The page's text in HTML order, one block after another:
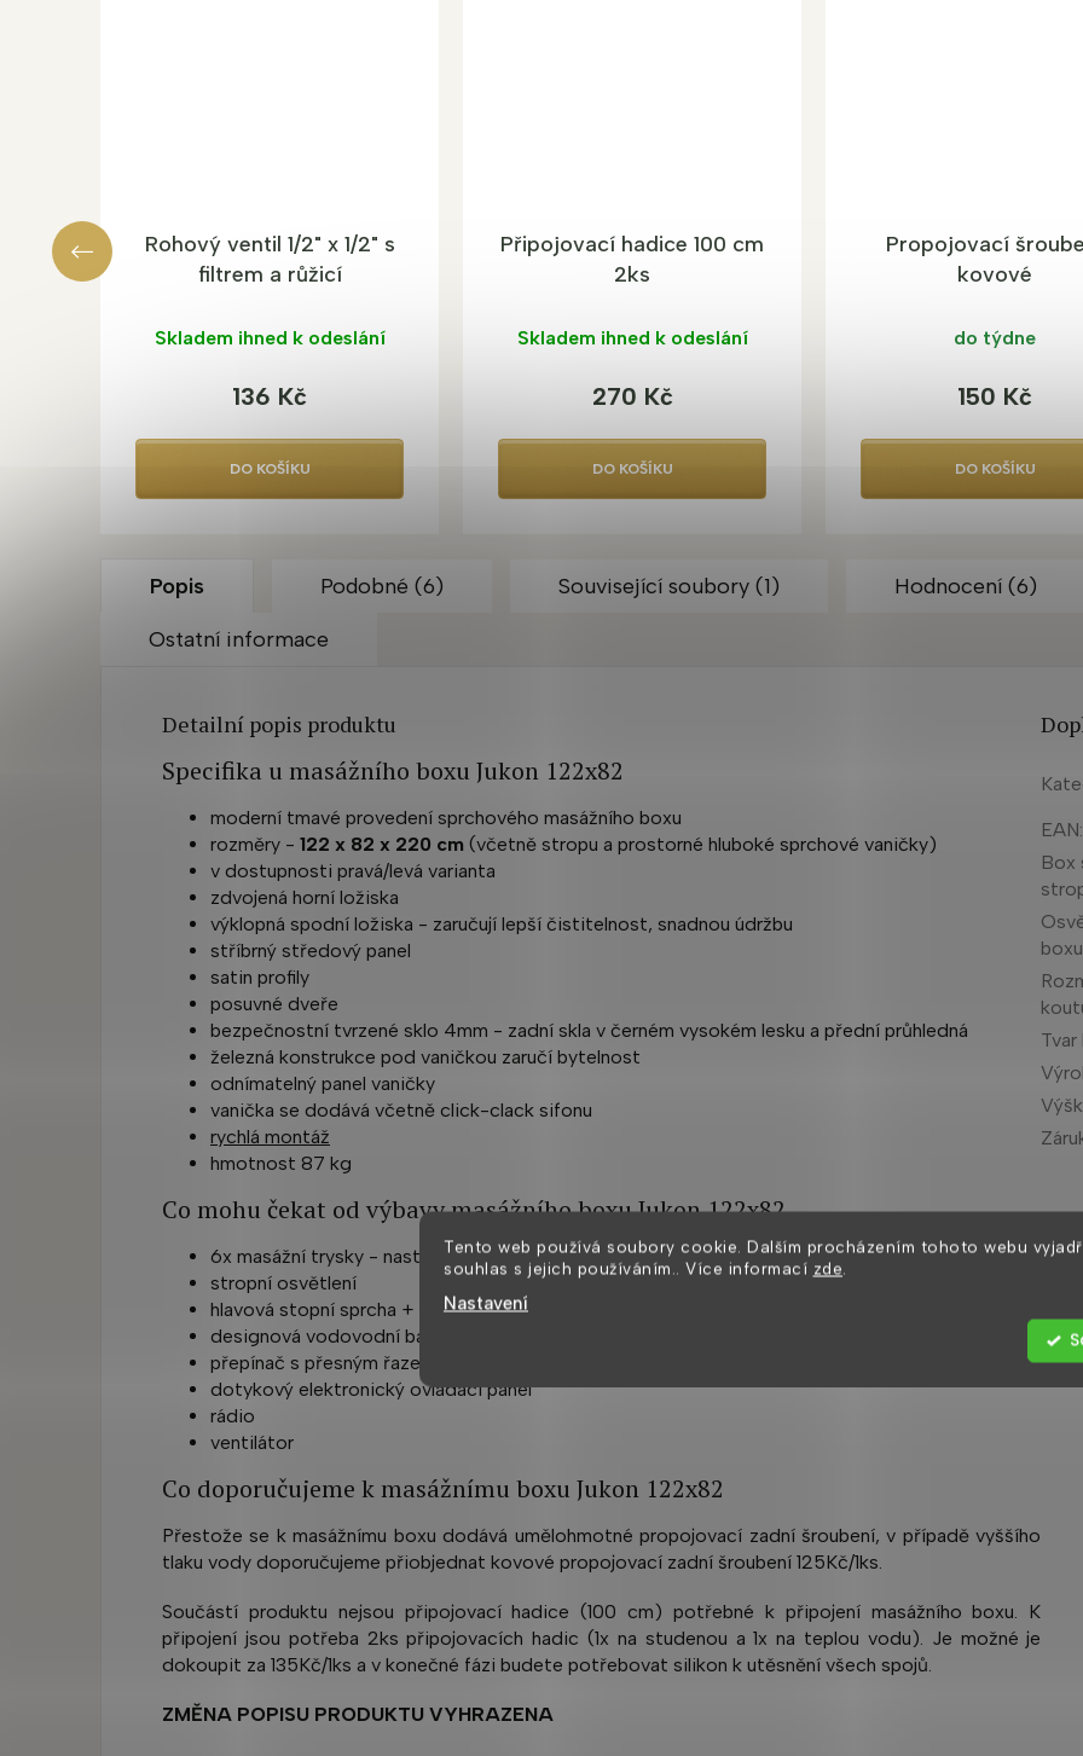
Tento web používá soubory cookie. Dalším procházením tohoto webu
souhlas s jejich používáním.. Více informací zde.
Nastavení
Rohový ventil 1/2" x 1/2" s
filtrem a růžicí
Skladem ihned k odeslání
136 Kč
DO KOŠÍKU
Připojovací hadice 100 cm
2ks
Skladem ihned k odeslání
270 Kč
DO KOŠÍKU
Propojovací
kovové
do týdne
150 Kč
DO KOŠÍKU
Popis Podobné (6) Související soubory (1) Hodnocení (6)
Ostatní informace
Detailní popis produktu
Specifika u masážního boxu Jukon 122x82
moderní tmavé provedení sprchového masážního boxu
rozměry - 122 x 82 x 220 cm (včetně stropu a prostorné hluboké sprchové vaničky)
v dostupnosti pravá/levá varianta
zdvojená horní ložiska
výklopná spodní ložiska - zaručují lepší čistitelnost, snadnou údržbu
stříbrný středový panel
satin profily
posuvné dveře
bezpečnostní tvrzené sklo 4mm - zadní skla v černém vysokém lesku a přední průhledná
železná konstrukce pod vaničkou zaručí bytelnost
odnímatelný panel vaničky
vanička se dodává včetně click-clack sifonu
rychlá montáž
hmotnost 87 kg
Co mohu čekat od výbavy masážního boxu Jukon 122x82
6x masážní trysky - nastavitelné
stropní osvětlení
hlavová stopní sprcha + ruční sprcha
designová vodovodní baterie
přepínač s přesným řazením funkcí mezi horní, ruční sprchou a tryskami
dotykový elektronický ovládací panel
rádio
ventilátor
Co doporučujeme k masážnímu boxu Jukon 122x82
Přestože se k masážnímu boxu dodává umělohmotné propojovací zadní šroubení, v případě vyššího
tlaku vody doporučujeme přiobjednat kovové propojovací zadní šroubení 125Kč/1ks.
Součástí produktu nejsou připojovací hadice (100 cm) potřebné k připojení masážního boxu. K
připojení jsou potřeba 2ks připojovacích hadic (1x na studenou a 1x na teplou vodu). Je možné je
dokoupit za 135Kč/1ks a v konečné fázi budete potřebovat silikon k utěsnění všech spojů.
ZMĚNA POPISU PRODUKTU VYHRAZENA
EAN:
Box
boxu